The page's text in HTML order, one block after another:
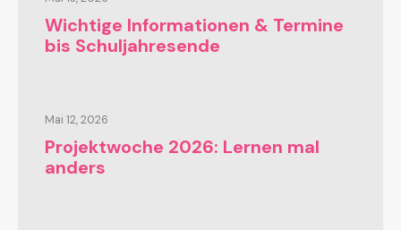
Wichtige Informationen & Termine
bis Schuljahresende
Mai 12, 2026
Projektwoche 2026: Lernen mal
anders